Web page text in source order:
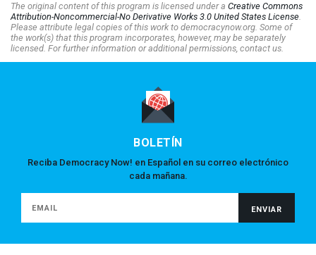
The original content of this program is licensed under a Creative Commons
Attribution-Noncommercial-No Derivative Works 3.0 United States License.
Please attribute legal copies of this work to democracynow.org. Some of
the work(s) that this program incorporates, however, may be separately
licensed. For further information or additional permissions, contact us.
BOLETÍN
Reciba Democracy Now! en Español en su correo electrónico
cada mañana.